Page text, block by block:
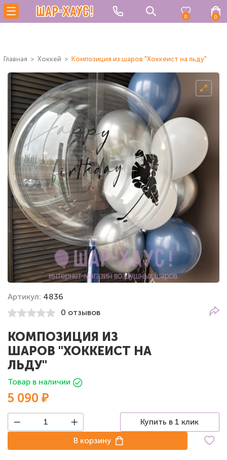
0 0
Главная Хоккей Композиция из шаров "Хоккеист на льду"
Артикул: 4836
0 отзывов
КОМПОЗИЦИЯ ИЗ
ШАРОВ "ХОККЕИСТ НА
ЛЬДУ"
Товар в наличии
5 090 ₽
Купить в 1 клик
В корзину